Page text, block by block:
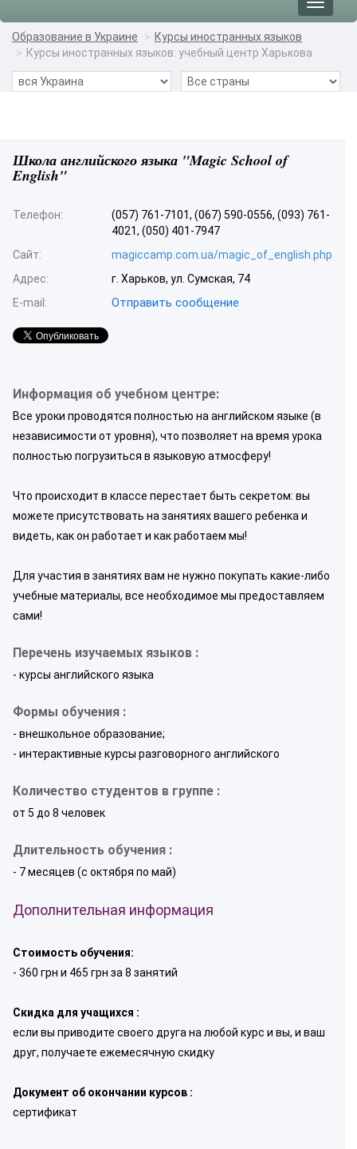
Toggle
Образование в Украине
Курсы иностранных языков
Курсы иностранных языков: учебный центр Харькова
Школа английского языка "Magic School of
English"
Телефон:
(057) 761-7101, (067) 590-0556, (093) 761-
4021, (050) 401-7947
Сайт:
magiccamp.com.ua/magic_of_english.php
Адрес:
г. Харьков, ул. Сумская, 74
E-mail:
Отправить сообщение
Информация об учебном центре:
Все уроки проводятся полностью на английском языке (в
независимости от уровня), что позволяет на время урока
полностью погрузиться в языковую атмосферу!
Что происходит в классе перестает быть секретом: вы
можете присутствовать на занятиях вашего ребенка и
видеть, как он работает и как работаем мы!
Для участия в занятиях вам не нужно покупать какие-либо
учебные материалы, все необходимое мы предоставляем
сами!
Перечень изучаемых языков :
- курсы английского языка
Формы обучения :
- внешкольное образование;
- интерактивные курсы разговорного английского
Количество студентов в группе :
от 5 до 8 человек
Длительность обучения :
- 7 месяцев (с октября по май)
Дополнительная информация
Стоимость обучения:
- 360 грн и 465 грн за 8 занятий
Скидка для учащихся :
если вы приводите своего друга на любой курс и вы, и ваш
друг, получаете ежемесячную скидку
Документ об окончании курсов :
сертификат